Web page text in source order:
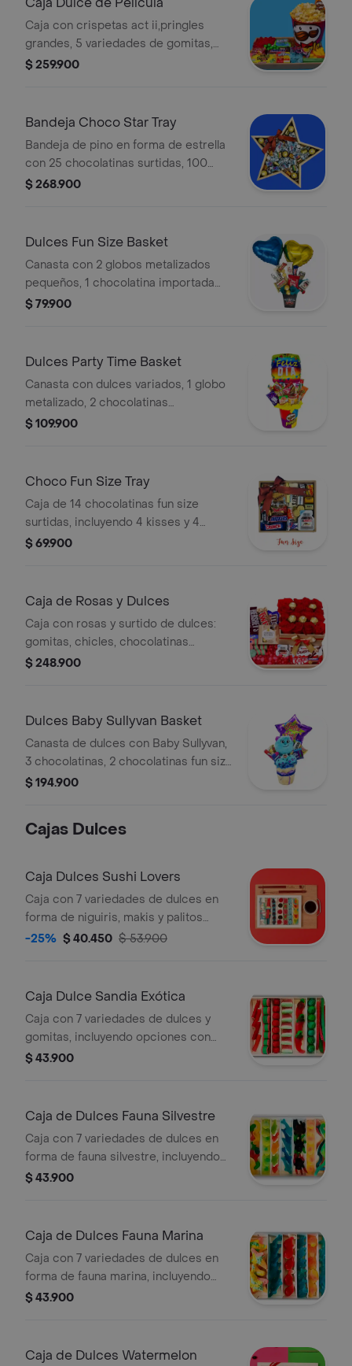
disponibilidad.
Caja con crispetas act ii,pringles
grandes, 5 variedades de gomitas,
dulces y chicles de la barra pick n
chocolatinas surtidas fun size. la
presentación o alguno de los
productos pueden variar según
disponibilidad.
$ 259.900
Bandeja Choco Star Tray
Bandeja de pino en forma de estrella
con 25 chocolatinas surtidas, 100
kisses y 6 bombones Ferrero Rocher.
$ 268.900
Dulces Fun Size Basket
Canasta con 2 globos metalizados
pequeños, 1 chocolatina importada
surtida, 14 chocolatinas fun size y 2
disponibilidad.
$ 79.900
Dulces Party Time Basket
Canasta con dulces variados, 1 globo
metalizado, 2 chocolatinas
importadas y 17 golosinas surtidas. La
$ 109.900
Choco Fun Size Tray
Caja de 14 chocolatinas fun size
surtidas, incluyendo 4 kisses y 4
chocomoneditas. La presentación o
$ 69.900
Caja de Rosas y Dulces
Caja con rosas y surtido de dulces:
gomitas, chicles, chocolatinas
importadas como Ferrero Rocher,
disponibilidad.
$ 248.900
Dulces Baby Sullyvan Basket
Canasta de dulces con Baby Sullyvan,
3 chocolatinas, 2 chocolatinas fun size
importadas surtidas, 4 golosinas
variar.
$ 194.900
Cajas Dulces
Caja Dulces Sushi Lovers
Caja con 7 variedades de dulces en
forma de niguiris, makis y palitos
chinos. La presentación o algunos
-25% $ 40.450 $ 53.900
Caja Dulce Sandia Exótica
Caja con 7 variedades de dulces y
gomitas, incluyendo opciones con
sabores picantes. La presentación y
$ 43.900
Caja de Dulces Fauna Silvestre
Caja con 7 variedades de dulces en
forma de fauna silvestre, incluyendo
gomitas. La presentación o alguno de
$ 43.900
Caja de Dulces Fauna Marina
Caja con 7 variedades de dulces en
forma de fauna marina, incluyendo
gomitas de estrellas y peces. La
$ 43.900
Caja de Dulces Watermelon